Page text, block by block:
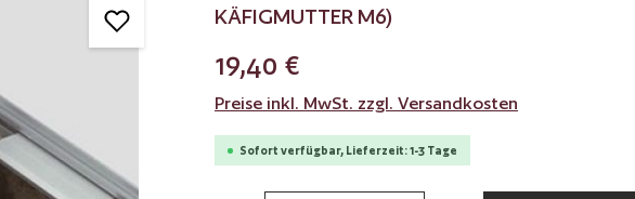
KÄFIGMUTTER M6)
19,40 €
Preise inkl. MwSt. zzgl. Versandkosten
Sofort verfügbar, Lieferzeit: 1-3 Tage